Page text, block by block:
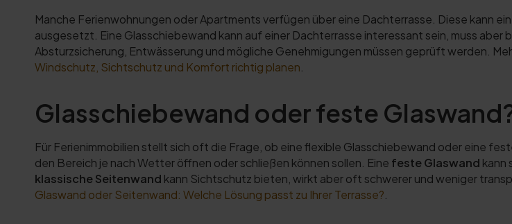
Manche Ferienwohnungen oder Apartments verfügen über eine Dachterrasse. Diese kann
ausgesetzt. Eine Glasschiebewand kann auf einer Dachterrasse interessant sein, muss
Absturzsicherung, Entwässerung und mögliche Genehmigungen müssen geprüft werden.
Windschutz, Sichtschutz und Komfort richtig planen
Glasschiebewand oder feste
Für Ferienimmobilien stellt sich oft die Frage, ob eine flexible Glasschiebewand oder eine
den Bereich je nach Wetter öffnen oder schließen können sollen. Eine feste Glaswand kann
klassische Seitenwand kann Sichtschutz bieten, wirkt aber oft schwerer und weniger
Glaswand oder Seitenwand: Welche Lösung passt zu Ihrer Terrasse?